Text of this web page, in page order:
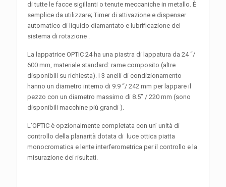
di tutte le facce sigillanti o tenute meccaniche in metallo. È
semplice da utilizzare; Timer di attivazione e dispenser
automatico di liquido diamantato e lubrificazione del
sistema di rotazione .
La lappatrice OPTIC 24 ha una piastra di lappatura da 24 “/
600 mm, materiale standard: rame composito (altre
disponibili su richiesta). I 3 anelli di condizionamento
hanno un diametro interno di 9.9 “/ 242 mm per lappare il
pezzo con un diametro massimo di 8.5” / 220 mm (sono
disponibili macchine più grandi ).
L’OPTIC è opzionalmente completata con un’ unità di
controllo della planarità dotata di luce ottica piatta
monocromatica e lente interferometrica per il controllo e la
misurazione dei risultati.